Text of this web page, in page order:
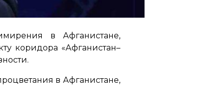
в Афганистане,
коридора «Афганистан–
в Афганистане,